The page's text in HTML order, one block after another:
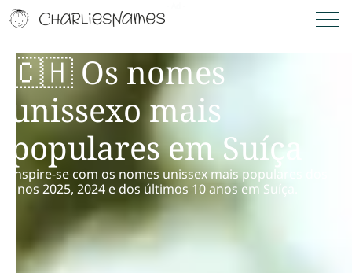
🇨🇭 Os nomes
unissexo mais
populares em Suíça
Inspire-se com os nomes unissex mais populares dos
anos 2025, 2024 e dos últimos 10 anos em Suíça.